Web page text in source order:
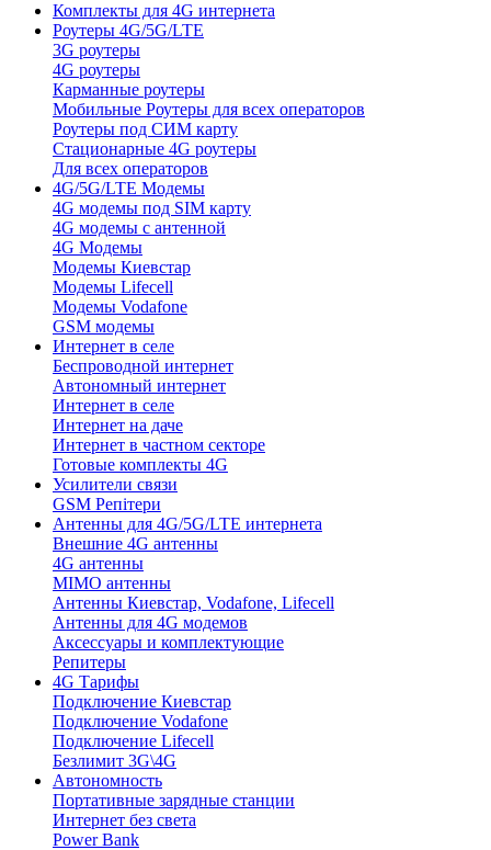
Комплекты для 4G интернета
Роутеры 4G/5G/LTE
3G роутеры
4G роутеры
Карманные роутеры
Мобильные Роутеры для всех операторов
Роутеры под СИМ карту
Стационарные 4G роутеры
Для всех операторов
4G/5G/LTE Модемы
4G модемы под SIM карту
4G модемы с антенной
4G Модемы
Модемы Киевстар
Модемы Lifecell
Модемы Vodafone
GSM модемы
Интернет в селе
Беспроводной интернет
Автономный интернет
Интернет в селе
Интернет на даче
Интернет в частном секторе
Готовые комплекты 4G
Усилители связи
GSM Репітери
Антенны для 4G/5G/LTE интернета
Внешние 4G антенны
4G антенны
MIMO антенны
Антенны Киевстар, Vodafone, Lifecell
Антенны для 4G модемов
Аксессуары и комплектующие
Репитеры
4G Тарифы
Подключение Киевстар
Подключение Vodafone
Подключение Lifecell
Безлимит 3G\4G
Автономность
Портативные зарядные станции
Интернет без света
Power Bank